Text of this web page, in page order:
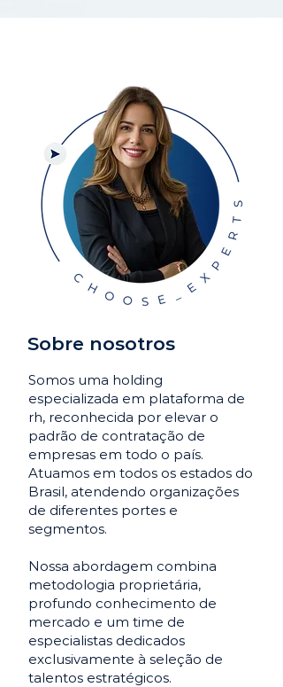
Sobre nosotros
Somos uma holding
especializada em plataforma de
rh, reconhecida por elevar o
padrão de contratação de
empresas em todo o país.
Atuamos em todos os estados do
Brasil, atendendo organizações
de diferentes portes e
segmentos.
Nossa abordagem combina
metodologia proprietária,
profundo conhecimento de
mercado e um time de
especialistas dedicados
exclusivamente à seleção de
talentos estratégicos.